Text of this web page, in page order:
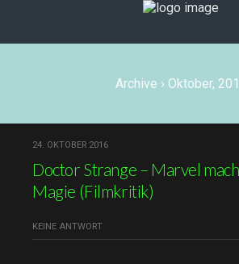
Archive › Oktober,
24. OKTOBER 2016
Doctor Strange – Marvel
Magie (Filmkritik)
KEINE ANTWORT